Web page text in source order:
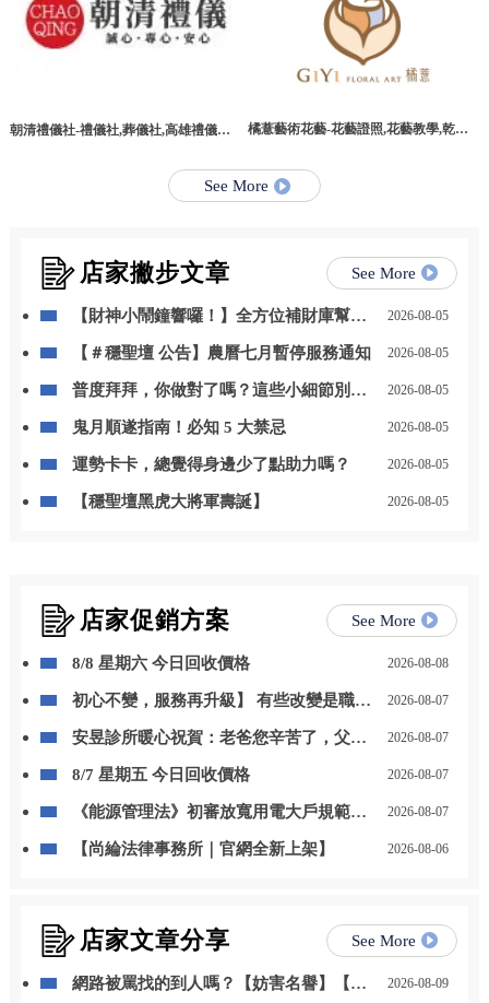
朝清禮儀社-禮儀社,葬儀社,高雄禮儀社,
橘薏藝術花藝-花藝證照,花藝教學,乾燥
See More
店家撇步文章 See More
【財神小鬧鐘響囉！】全方位補財庫幫你
2026-08-05
【＃穩聖壇 公告】農曆七月暫停服務通知 2026-08-05
普度拜拜，你做對了嗎？這些小細節別忽
2026-08-05
鬼月順遂指南！必知 5 大禁忌 2026-08-05
運勢卡卡，總覺得身邊少了點助力嗎？ 2026-08-05
【穩聖壇黑虎大將軍壽誕】 2026-08-05
店家促銷方案 See More
8/8 星期六 今日回收價格 2026-08-08
初心不變，服務再升級】 有些改變是職位
年 8 月 1 日起，我正式接任尚立汽車北台
2026-08-07
安昱診所暖心祝賀：老爸您辛苦了，父親
2026-08-07
8/7 星期五 今日回收價格 2026-08-07
《能源管理法》初審放寬用電大戶規範，
2026-08-07
【尚綸法律事務所｜官網全新上架】 2026-08-06
店家文章分享 See More
網路被罵找的到人嗎？【妨害名譽】【個
2026-08-09